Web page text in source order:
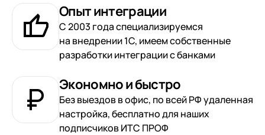
Опыт интеграции
С 2003 года специализируемся
на внедрении 1С, имеем собственные
разработки интеграции с банками
Экономно и быстро
Без выездов в офис, по всей РФ удаленная
настройка, бесплатно для наших
подписчиков ИТС ПРОФ